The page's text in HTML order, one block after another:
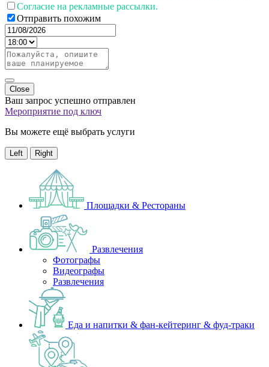
Согласие на рекламные рассылки.
Отправить похожим
Close
Ваш запрос успешно отправлен
Мероприятие под ключ
Вы можете ещё выбрать услуги
Left Right
Площадки & Рестораны
Развлечения
Фотографы
Видеографы
Развлечения
Еда и напитки & фан-кейтеринг & фуд-траки